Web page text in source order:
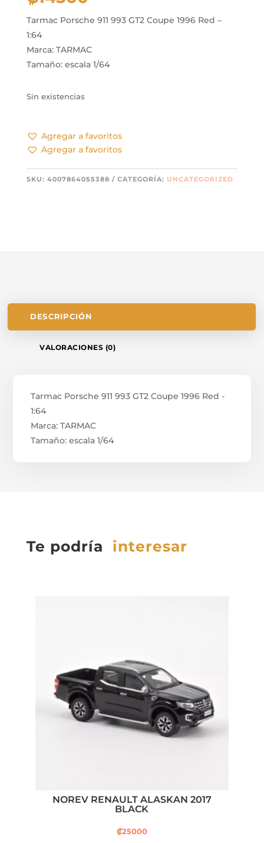
Tarmac Porsche 911 993 GT2 Coupe 1996 Red –
1:64
Marca: TARMAC
Tamaño: escala 1/64
Sin existencias
Agregar a favoritos
Agregar a favoritos
SKU: 4007864055388 CATEGORÍA: UNCATEGORIZED
DESCRIPCIÓN
VALORACIONES (0)
Tarmac Porsche 911 993 GT2 Coupe 1996 Red -
1:64
Marca: TARMAC
Tamaño: escala 1/64
Te podría interesar
NOREV RENAULT ALASKAN 2017
BLACK
₡25000